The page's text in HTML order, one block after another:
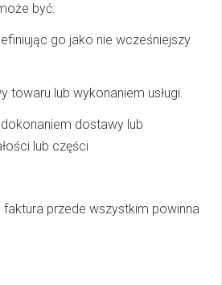
być:
go jako nie wcześniejszy
towaru lub wykonaniem usługi.
dostawy lub
lub części
faktura przede wszystkim powinna